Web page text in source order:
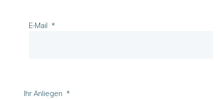
E-Mail
Ihr Anliegen